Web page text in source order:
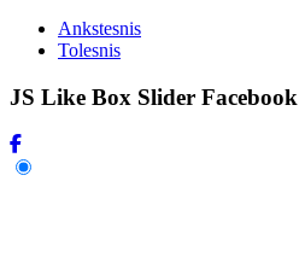
Ankstesnis
Tolesnis
JS Like Box Slider Facebook